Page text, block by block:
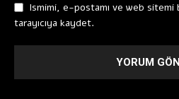
Ismimi, e-postamı ve web sitemi
tarayıcıya kaydet.